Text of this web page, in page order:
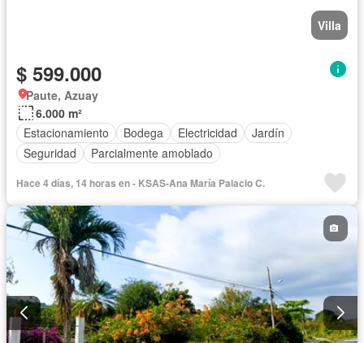
Villa
$ 599.000
Paute, Azuay
6.000 m²
Estacionamiento
Bodega Electricidad
Jardín
Seguridad
Parcialmente amoblado
Hace 4 días, 14 horas en - KSAS-Ana María Palacio C.